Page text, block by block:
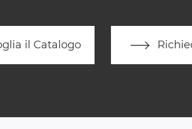
il Catalogo